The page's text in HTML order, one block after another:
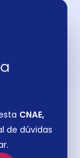
CNAE,
de dúvidas